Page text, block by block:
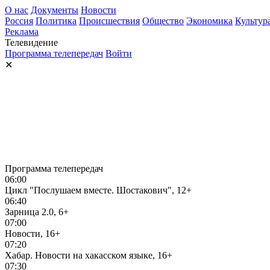
О нас Документы Новости
Россия Политика Происшествия Общество Экономика
Реклама
Телевидение
Программа телепередач Войти
✕
Программа телепередач
06:00
Цикл "Послушаем вместе. Шостакович", 12+
06:40
Зарница 2.0, 6+
07:00
Новости, 16+
07:20
Хабар. Новости на хакасском языке, 16+
07:30